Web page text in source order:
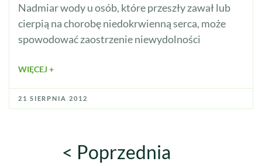
Nadmiar wody u osób, które przeszły zawał lub
cierpią na chorobę niedokrwienną serca, może
spowodować zaostrzenie niewydolności
WIĘCEJ +
21 SIERPNIA 2012
< Poprzednia